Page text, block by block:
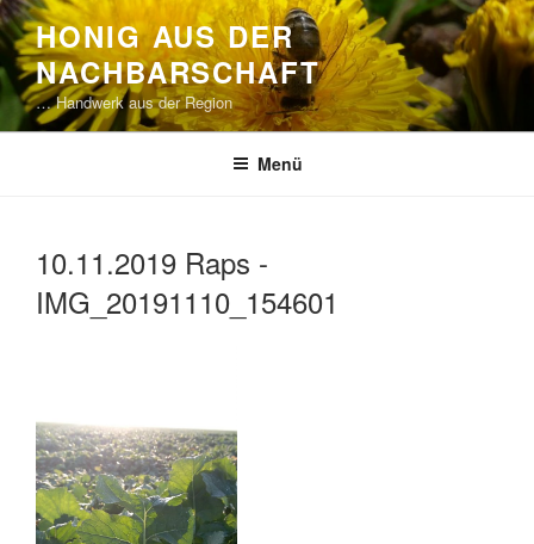
Zum
Inhalt
springen
HONIG AUS DER
NACHBARSCHAFT
… Handwerk aus der Region
Menü
10.11.2019 Raps -
IMG_20191110_154601